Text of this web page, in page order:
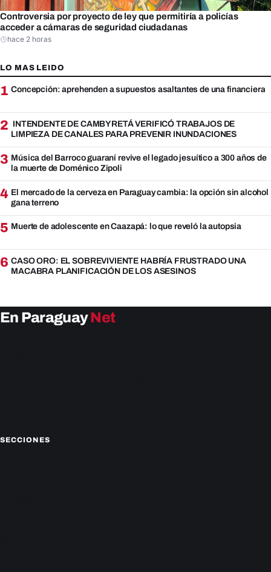
Controversia por proyecto de ley que permitiría a policías
acceder a cámaras de seguridad ciudadanas
hace 2 horas
LO MAS LEIDO
1 Concepción: aprehenden a supuestos asaltantes de una financiera
2 INTENDENTE DE CAMBYRETÁ VERIFICÓ TRABAJOS DE
LIMPIEZA DE CANALES PARA PREVENIR INUNDACIONES
3 Música del Barroco guaraní revive el legado jesuítico a 300 años de
la muerte de Doménico Zipoli
4 El mercado de la cerveza en Paraguay cambia: la opción sin alcohol
gana terreno
5 Muerte de adolescente en Caazapá: lo que reveló la autopsia
6 CASO ORO: EL SOBREVIVIENTE HABRÍA FRUSTRADO UNA
MACABRA PLANIFICACIÓN DE LOS ASESINOS
En ParaguayNet
SECCIONES